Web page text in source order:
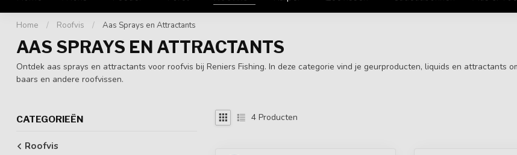
Home / Roofvis / Aas Sprays en Attractants
AAS SPRAYS EN ATTRACTANTS
Ontdek aas sprays en attractants voor roofvis bij Reniers Fishing. In deze categorie vind je geurproducten, liquids en attractants
baars en andere roofvissen.
CATEGORIEËN
Roofvis
4 Producten